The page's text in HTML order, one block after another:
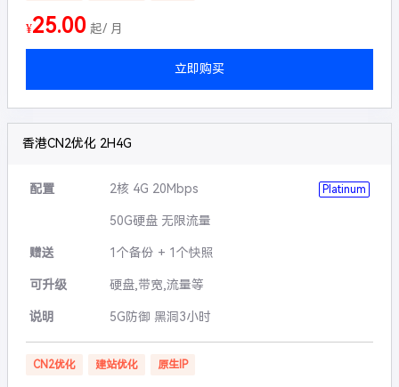
¥25.00 起/ 月
立即购买
香港CN2优化 2H4G
配置 2核 4G 20Mbps Platinum
50G硬盘 无限流量
赠送 1个备份 + 1个快照
可升级 硬盘,带宽,流量等
说明 5G防御 黑洞3小时
CN2优化 建站优化 原生IP